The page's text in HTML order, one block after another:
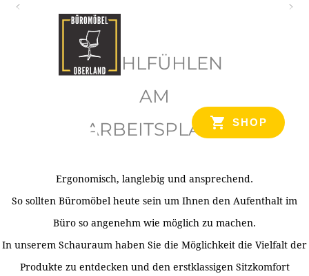
SHOP
WOHLFÜHLEN
AM
ARBEITSPLATZ
Ergonomisch, langlebig und ansprechend.
So sollten Büromöbel heute sein um Ihnen den Aufenthalt im
Büro so angenehm wie möglich zu machen.
In unserem Schauraum haben Sie die Möglichkeit die Vielfalt der
Produkte zu entdecken und den erstklassigen Sitzkomfort